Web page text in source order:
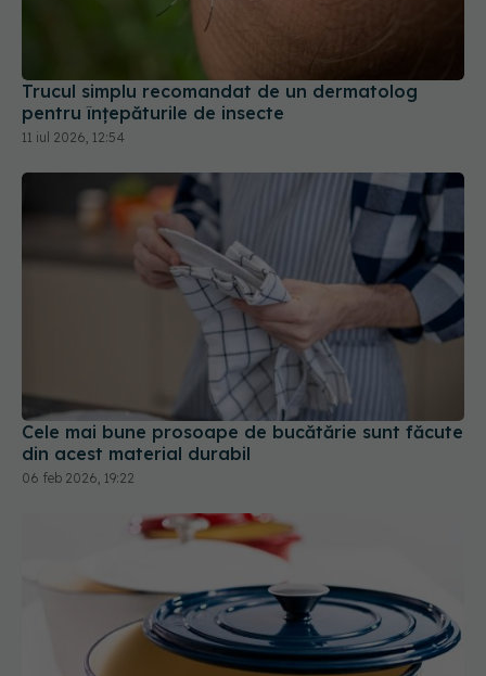
Trucul simplu recomandat de un dermatolog
pentru înțepăturile de insecte
11 iul 2026, 12:54
Cele mai bune prosoape de bucătărie sunt făcute
din acest material durabil
06 feb 2026, 19:22